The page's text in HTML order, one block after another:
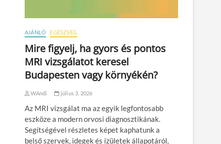
AJÁNLÓ EGÉSZSÉG
Mire figyelj, ha gyors és pontos
MRI vizsgálatot keresel
Budapesten vagy környékén?
WAndi július 3, 2026
Az MRI vizsgálat ma az egyik legfontosabb
eszköze a modern orvosi diagnosztikának.
Segítségével részletes képet kaphatunk a
belső szervek, idegek és ízületek állapotáról,